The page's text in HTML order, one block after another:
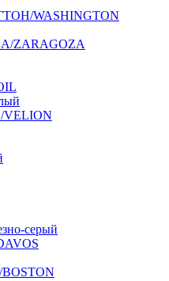
WASHINGTON
ZARAGOZA
VELION
серый